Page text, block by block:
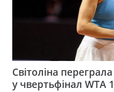
Світоліна
у чвертьфінал WTA